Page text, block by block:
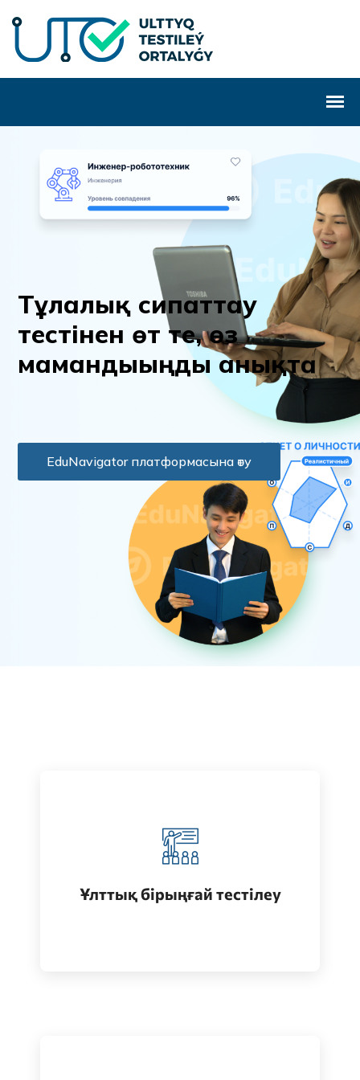
Тұлалық сипаттау
тестінен өт те, өз
мамандыыңды анықта
EduNavigator платформасына өту
Ұлттық бірыңғай тестілеу
Қазақстанда жоғары білім алу
(бакалавриат)
Өту